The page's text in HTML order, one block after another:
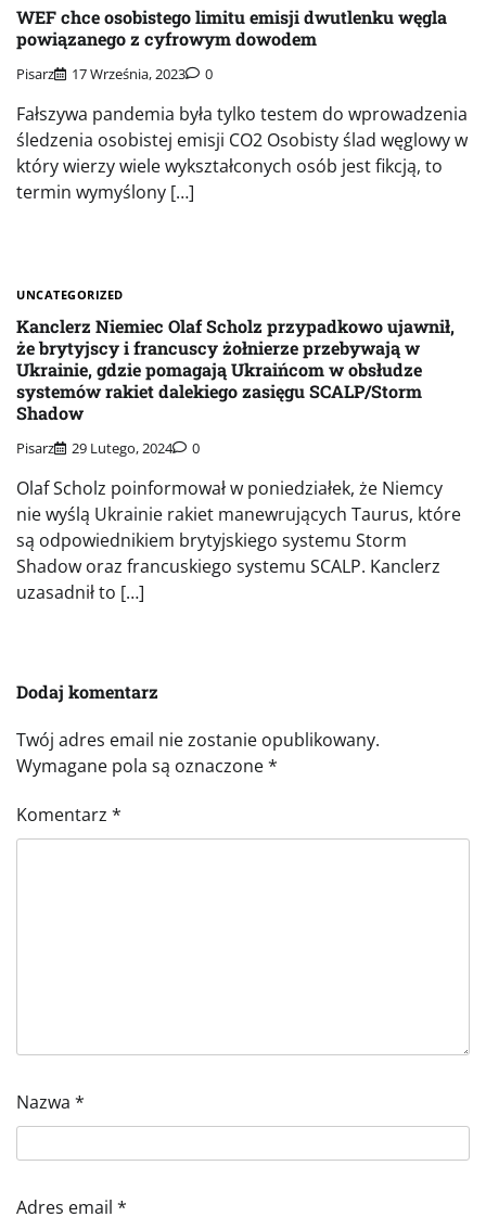
WEF chce osobistego limitu emisji dwutlenku węgla
powiązanego z cyfrowym dowodem
Pisarz 17 Września, 2023 0
Fałszywa pandemia była tylko testem do wprowadzenia
śledzenia osobistej emisji CO2 Osobisty ślad węglowy w
który wierzy wiele wykształconych osób jest fikcją, to
termin wymyślony […]
UNCATEGORIZED
Kanclerz Niemiec Olaf Scholz przypadkowo ujawnił,
że brytyjscy i francuscy żołnierze przebywają w
Ukrainie, gdzie pomagają Ukraińcom w obsłudze
systemów rakiet dalekiego zasięgu SCALP/Storm
Shadow
Pisarz 29 Lutego, 2024 0
Olaf Scholz poinformował w poniedziałek, że Niemcy
nie wyślą Ukrainie rakiet manewrujących Taurus, które
są odpowiednikiem brytyjskiego systemu Storm
Shadow oraz francuskiego systemu SCALP. Kanclerz
uzasadnił to […]
Dodaj komentarz
Twój adres email nie zostanie opublikowany.
Wymagane pola są oznaczone*
Komentarz *
Nazwa *
Adres email *